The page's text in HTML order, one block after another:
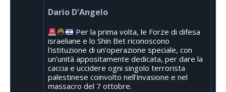
Dario D'Angelo
Per la prima volta, le Forze di difesa
israeliane e lo Shin Bet riconoscono
l'istituzione di un’operazione speciale, con
un’unità appositamente dedicata, per dare la
caccia e uccidere ogni singolo terrorista
palestinese coinvolto nell’invasione e nel
massacro del 7 ottobre.